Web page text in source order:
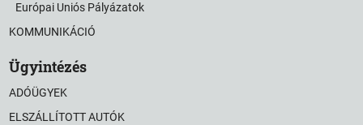
Európai Uniós Pályázatok
KOMMUNIKÁCIÓ
Ügyintézés
ADÓÜGYEK
ELSZÁLLÍTOTT AUTÓK